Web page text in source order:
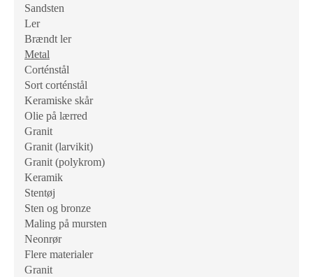
Sandsten
Ler
Brændt ler
Metal
Corténstål
Sort corténstål
Keramiske skår
Olie på lærred
Granit
Granit (larvikit)
Granit (polykrom)
Keramik
Stentøj
Sten og bronze
Maling på mursten
Neonrør
Flere materialer
Granit